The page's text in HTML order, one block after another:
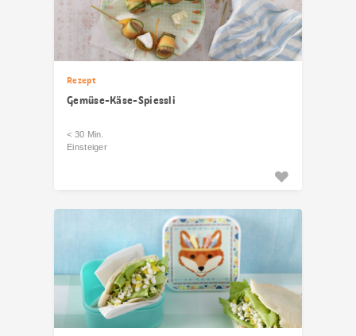
Rezept
Gemüse-Käse-Spiessli
< 30 Min.
Einsteiger